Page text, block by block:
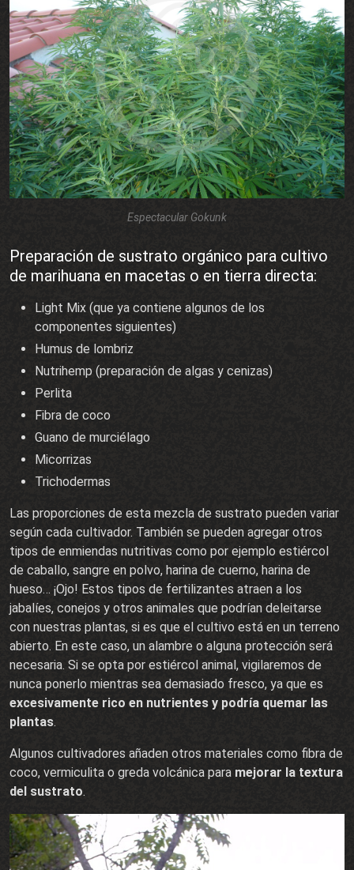
Espectacular Gokunk
Preparación de sustrato orgánico para cultivo
de marihuana en macetas o en tierra directa:
Light Mix (que ya contiene algunos de los
componentes siguientes)
Humus de lombriz
Nutrihemp (preparación de algas y cenizas)
Perlita
Fibra de coco
Guano de murciélago
Micorrizas
Trichodermas
Las proporciones de esta mezcla de sustrato pueden variar
según cada cultivador. También se pueden agregar otros
tipos de enmiendas nutritivas como por ejemplo estiércol
de caballo, sangre en polvo, harina de cuerno, harina de
hueso… ¡Ojo! Estos tipos de fertilizantes atraen a los
jabalíes, conejos y otros animales que podrían deleitarse
con nuestras plantas, si es que el cultivo está en un terreno
abierto. En este caso, un alambre o alguna protección será
necesaria. Si se opta por estiércol animal, vigilaremos de
nunca ponerlo mientras sea demasiado fresco, ya que es
excesivamente rico en nutrientes y podría quemar las
plantas.
Algunos cultivadores añaden otros materiales como fibra de
coco, vermiculita o greda volcánica para mejorar la textura
del sustrato.